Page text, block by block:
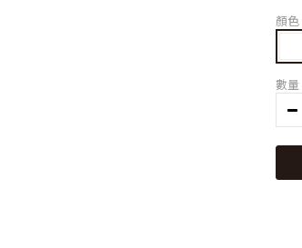
顏色
數量